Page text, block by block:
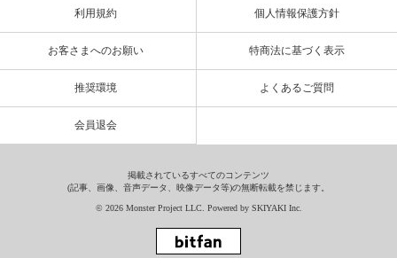
利用規約 個人情報保護方針
お客さまへのお願い 特商法に基づく表示
推奨環境 よくあるご質問
会員退会
掲載されているすべてのコンテンツ
(記事、画像、音声データ、映像データ等)の無断転載を禁じます。
© 2026 Monster Project LLC. Powered by SKIYAKI Inc.